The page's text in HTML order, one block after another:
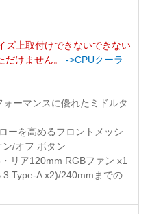
ズ上取付けできないできない
だけません。 ->CPUクーラ
ーマンスに優れたミドルタ
ーを高めるフロントメッシ
ン/オフ ボタン
リア120mm RGBファン x1
Type-A x2)/240mmまでの